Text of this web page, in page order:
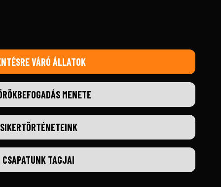
VÁRÓ ÁLLATOK
MENETE
SIKERTÖRTÉNETEINK
CSAPATUNK TAGJAI